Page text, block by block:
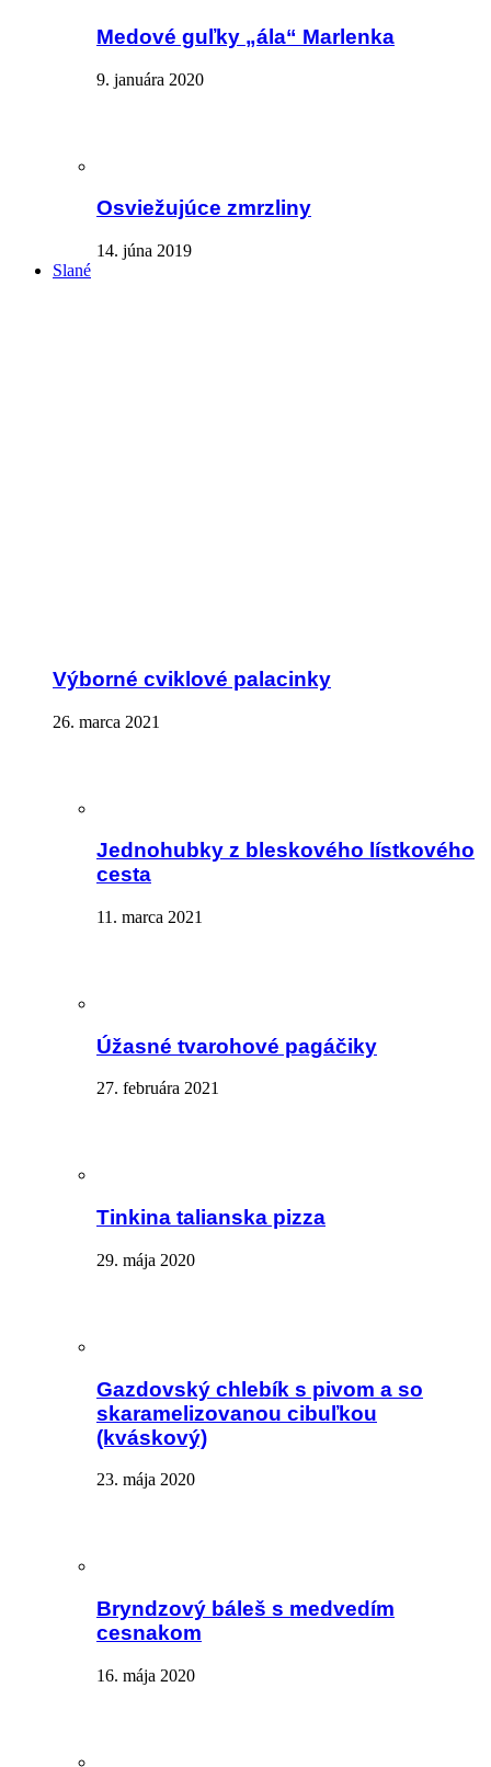
Medové guľky „ála“ Marlenka
9. januára 2020
Osviežujúce zmrzliny
14. júna 2019
Slané
Výborné cviklové palacinky
26. marca 2021
Jednohubky z bleskového lístkového
cesta
11. marca 2021
Úžasné tvarohové pagáčiky
27. februára 2021
Tinkina talianska pizza
29. mája 2020
Gazdovský chlebík s pivom a so
skaramelizovanou cibuľkou
(kváskový)
23. mája 2020
Bryndzový báleš s medvedím
cesnakom
16. mája 2020